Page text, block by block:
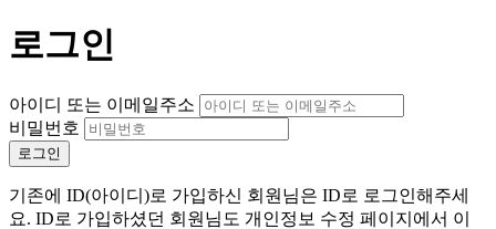
로그인
아이디 또는 이메일주소
비밀번호
로그인
기존에 ID(아이디)로 가입하신 회원님은 ID로 로그인해주세
요. ID로 가입하셨던 회원님도 개인정보 수정 페이지에서 이